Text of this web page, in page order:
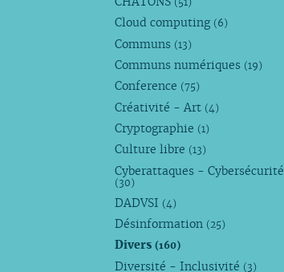
Cloud computing (6)
Communs (13)
Communs numériques (19)
Conference (75)
Créativité - Art (4)
Cryptographie (1)
Culture libre (13)
Cyberattaques - Cybersécurité
(30)
DADVSI (4)
Désinformation (25)
Divers(160)
Diversité - Inclusivité (3)